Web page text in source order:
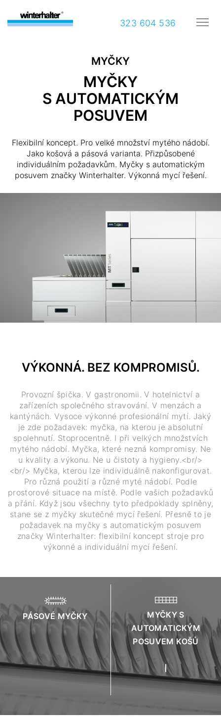
323 604 536
MYČKY
MYČKY
S AUTOMATICKÝM
POSUVEM
Flexibilní koncept. Pro velké množství mytého nádobí.
Jako košová a pásová varianta. Přizpůsobené
individuálním požadavkům. Myčky s automatickým
posuvem značky Winterhalter. Výkonná mycí řešení.
VÝKONNÁ. BEZ KOMPROMISŮ.
Provozní špička. V gastronomii. V hotelnictví a
zařízeních společného stravování. V menzách a
kantýnách. Vysoce výkonné profesionální mytí. Jaký
je zde požadavek: myčka, na kterou je absolutní
spolehnutí. Stoprocentně. I při velkých množstvích
mytého nádobí. Myčka, které nezná kompromisy. Ne
u kvality a výkonu. Ne u čistoty a hygieny.<br/>
<br/> Myčka, kterou lze individuálně nakonfigurovat.
Pro různá použití a různé myté nádobí. Podle
prostorové situace na místě. Podle vašich požadavků
a přání. Když jsou všechny tyto předpoklady splněny,
stane se z myčky skutečné mycí řešení. Přesně to je
požadavek na myčky s automatickým posuvem
značky Winterhalter: flexibilní koncept stroje pro
výkonné a individuální mycí řešení.
PÁSOVÉ MYČKY
MYČKY S
AUTOMATICKÝM
POSUVEM KOŠŮ